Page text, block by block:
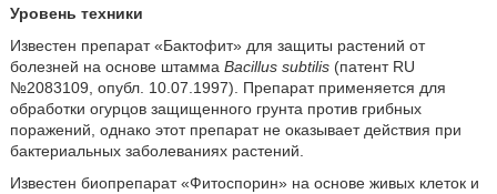
Уровень техники
Известен препарат «Бактофит» для защиты растений от
болезней на основе штамма Bacillus subtilis(патент RU
№2083109, опубл. 10.07.1997). Препарат применяется для
обработки огурцов защищенного грунта против грибных
поражений, однако этот препарат не оказывает действия при
бактериальных заболеваниях растений.
Известен биопрепарат «Фитоспорин» на основе живых клеток и